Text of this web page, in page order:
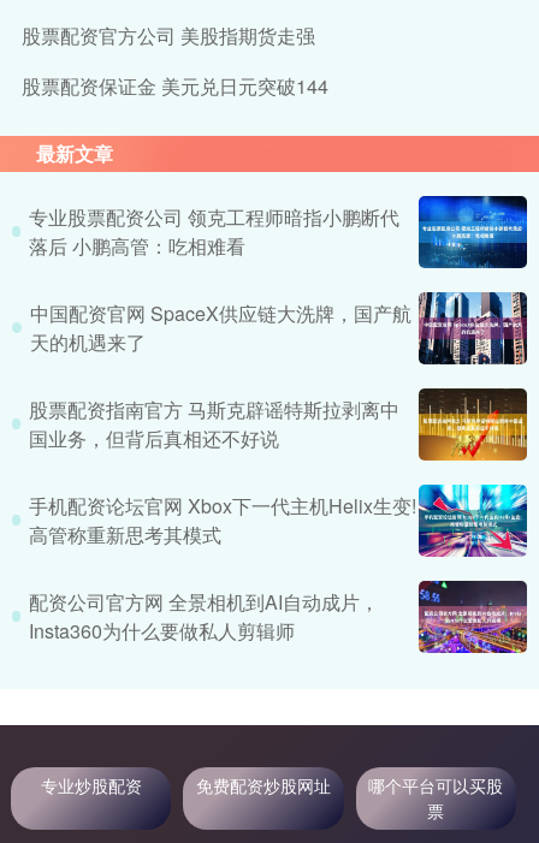
股票配资官方公司 美股指期货走强
股票配资保证金 美元兑日元突破144
最新文章
专业股票配资公司 领克工程师暗指小鹏断代
落后 小鹏高管：吃相难看
中国配资官网 SpaceX供应链大洗牌，国产航
天的机遇来了
股票配资指南官方 马斯克辟谣特斯拉剥离中
国业务，但背后真相还不好说
手机配资论坛官网 Xbox下一代主机Helix生变!
高管称重新思考其模式
配资公司官方网 全景相机到AI自动成片，
Insta360为什么要做私人剪辑师
专业炒股配资 免费配资炒股网址
哪个平台可以买股
票